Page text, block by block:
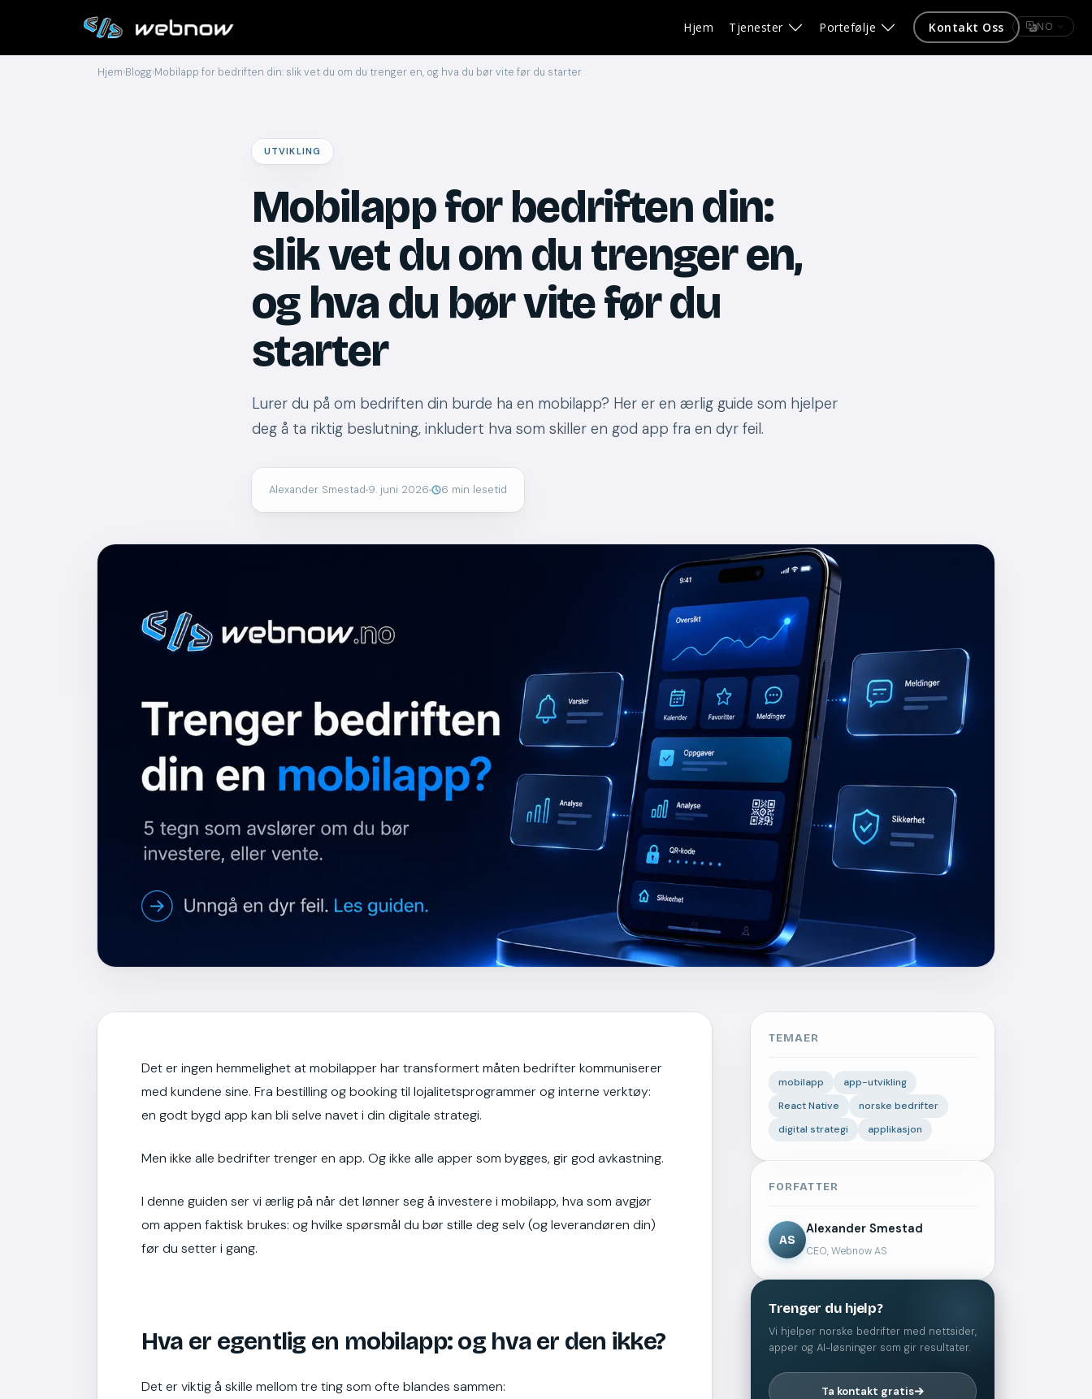
Hjem Tjenester Portefølje Kontakt Oss NO
Hjem›Blogg›Mobilapp for bedriften din: slik vet du om du trenger en, og hva du bør vite før du starter
UTVIKLING
Mobilapp for bedriften din:
slik vet du om du trenger en,
og hva du bør vite før du
starter
Lurer du på om bedriften din burde ha en mobilapp? Her er en ærlig guide som hjelper
deg å ta riktig beslutning, inkludert hva som skiller en god app fra en dyr feil.
Alexander Smestad 9. juni 2026 6 min lesetid
Det er ingen hemmelighet at mobilapper har transformert måten bedrifter kommuniserer
med kundene sine. Fra bestilling og booking til lojalitetsprogrammer og interne verktøy:
en godt bygd app kan bli selve navet i din digitale strategi.
Men ikke alle bedrifter trenger en app. Og ikke alle apper som bygges, gir god avkastning.
I denne guiden ser vi ærlig på når det lønner seg å investere i mobilapp, hva som avgjør
om appen faktisk brukes: og hvilke spørsmål du bør stille deg selv (og leverandøren din)
før du setter i gang.
Hva er egentlig en mobilapp: og hva er den ikke?
Det er viktig å skille mellom tre ting som ofte blandes sammen:
TEMAER
mobilapp
app-utvikling
React Native
norske bedrifter
digital strategi
applikasjon
FORFATTER
AS
Alexander Smestad
CEO, Webnow AS
Trenger du hjelp?
Vi hjelper norske bedrifter med nettsider,
apper og AI-løsninger som gir resultater.
Ta kontakt gratis